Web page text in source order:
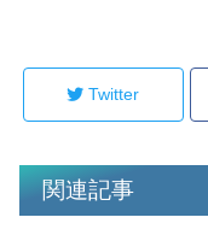
Twitter
関連記事